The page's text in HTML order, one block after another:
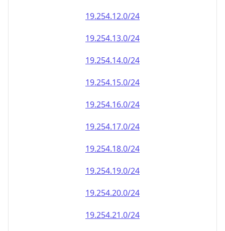
19.254.12.0/24
19.254.13.0/24
19.254.14.0/24
19.254.15.0/24
19.254.16.0/24
19.254.17.0/24
19.254.18.0/24
19.254.19.0/24
19.254.20.0/24
19.254.21.0/24